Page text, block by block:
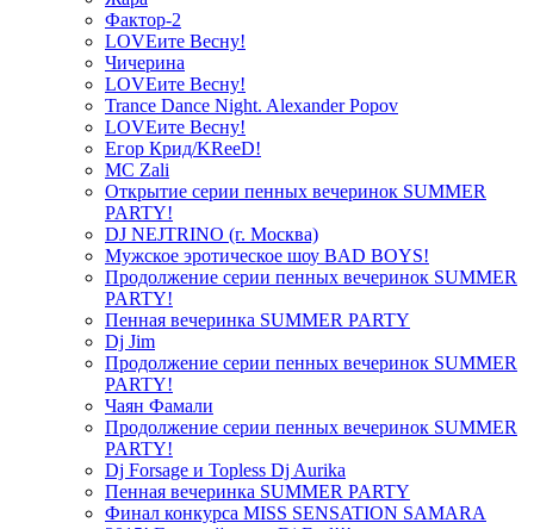
Фактор-2
LOVEите Весну!
Чичерина
LOVEите Весну!
Trance Dance Night. Alexander Popov
LOVEите Весну!
Егор Крид/KReeD!
MC Zali
Открытие серии пенных вечеринок SUMMER
PARTY!
DJ NEJTRINO (г. Москва)
Мужское эротическое шоу BAD BOYS!
Продолжение серии пенных вечеринок SUMMER
PARTY!
Пенная вечеринка SUMMER PARTY
Dj Jim
Продолжение серии пенных вечеринок SUMMER
PARTY!
Чаян Фамали
Продолжение серии пенных вечеринок SUMMER
PARTY!
Dj Forsage и Topless Dj Aurika
Пенная вечеринка SUMMER PARTY
Финал конкурса MISS SENSATION SAMARA